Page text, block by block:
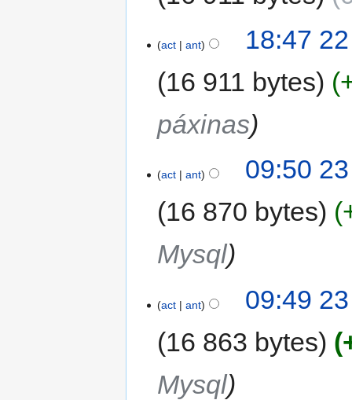
act ant
18:47
16 911 bytes
páxinas
act ant
09:50
16 870 bytes
Mysql
act ant
09:49
16 863 bytes
Mysql